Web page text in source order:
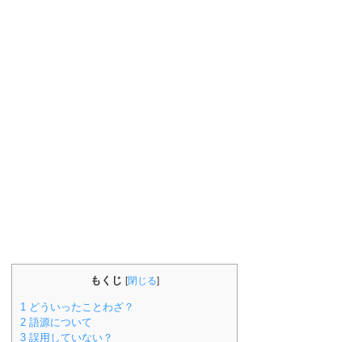
もくじ [閉じる]
1 どういったことわざ？
2 語源について
3 誤用していない？